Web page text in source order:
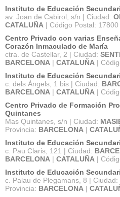
Instituto de Educación
av. Joan de Cabirol, s/n | Ciudad:
CATALUÑA | Código Postal: 17800
Centro Privado con varias
Corazón Inmaculado de María
ctra. de Castellar, 2 | Ciudad:
BARCELONA | CATALUÑA |
Instituto de Educación
c. dels Àngels, 1 bis | Ciudad:
BARCELONA | CATALUÑA |
Centro Privado de Formación
Quintanes
Mas Quintanes, s/n | Ciudad:
Provincia: BARCELONA |
Instituto de Educación
c. Pau Claris, 121 | Ciudad:
BARCELONA | CATALUÑA |
Instituto de Educación
c. Palau de Plegamans, 8 | Ciudad:
Provincia: BARCELONA |